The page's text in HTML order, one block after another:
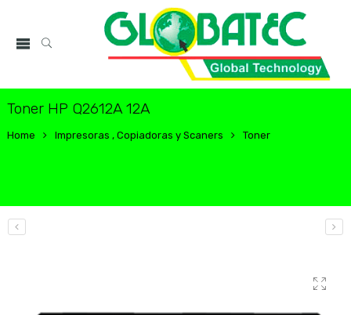
Toner HP Q2612A 12A
Home Impresoras , Copiadoras y Scaners Toner